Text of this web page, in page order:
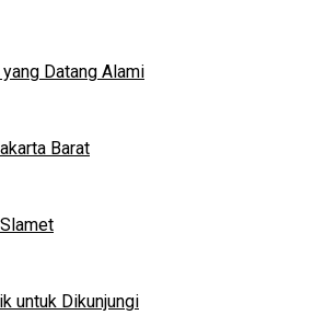
Datang Alami
Barat
untuk Dikunjungi